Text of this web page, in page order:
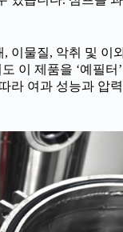
, 이물질, 악취 및 이
이 제품을 ‘예필터
라 여과 성능과 압